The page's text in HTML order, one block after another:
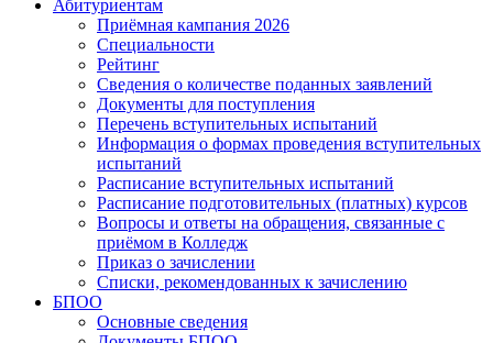
Абитуриентам
Приёмная кампания 2026
Специальности
Рейтинг
Сведения о количестве поданных заявлений
Документы для поступления
Перечень вступительных испытаний
Информация о формах проведения вступительных
испытаний
Расписание вступительных испытаний
Расписание подготовительных (платных) курсов
Вопросы и ответы на обращения, связанные с
приёмом в Колледж
Приказ о зачислении
Списки, рекомендованных к зачислению
БПОО
Основные сведения